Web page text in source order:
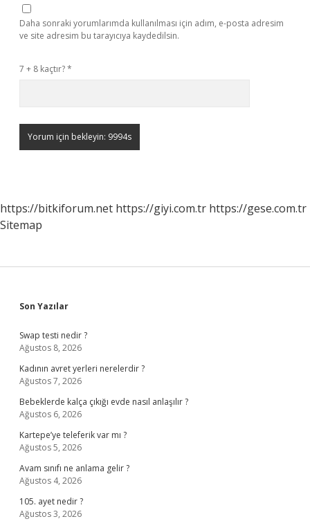
Daha sonraki yorumlarımda kullanılması için adım, e-posta adresim
ve site adresim bu tarayıcıya kaydedilsin.
7 + 8 kaçtır?*
https://bitkiforum.net https://giyi.com.tr https://gese.com.tr
Sitemap
Sidebar
Son Yazılar
Swap testi nedir ?
Ağustos 8, 2026
Kadının avret yerleri nerelerdir ?
Ağustos 7, 2026
Bebeklerde kalça çıkığı evde nasıl anlaşılır ?
Ağustos 6, 2026
Kartepe’ye teleferik var mı ?
Ağustos 5, 2026
Avam sınıfı ne anlama gelir ?
Ağustos 4, 2026
105. ayet nedir ?
Ağustos 3, 2026